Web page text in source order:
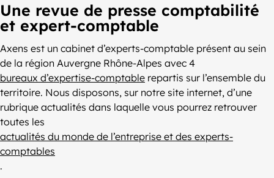
Une revue de presse comptabilité
et expert-comptable
Axens est un cabinet d’experts-comptable présent au sein
de la région Auvergne Rhône-Alpes avec 4
bureaux d’expertise-comptable repartis sur l’ensemble du
territoire. Nous disposons, sur notre site internet, d’une
rubrique actualités dans laquelle vous pourrez retrouver
toutes les
actualités du monde de l’entreprise et des experts-
comptables
.